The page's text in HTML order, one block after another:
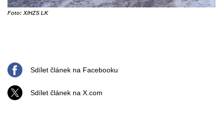
Foto: X/HZS LK
Sdílet článek na Facebooku
Sdílet článek na X.com